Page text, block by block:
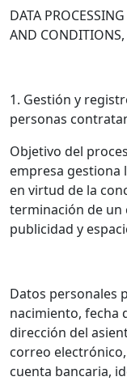
DATA
AND CONDITIONS,
1. Gestión y
personas
Objetivo del
empresa gestiona
en virtud de la
terminación de
publicidad y
Datos personales
nacimiento, fecha
dirección del
correo
cuenta bancaria,